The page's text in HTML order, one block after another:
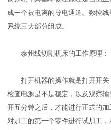
成一个被电离的导电通道。数控
系统三大部分组成。
泰州线切割机床的工作原理：
打开机器的操作就是打开开关
检查电源是不是稳定，以及观察
开五分钟之后，才能进行正式的
对加工的第一个零件进行试加工